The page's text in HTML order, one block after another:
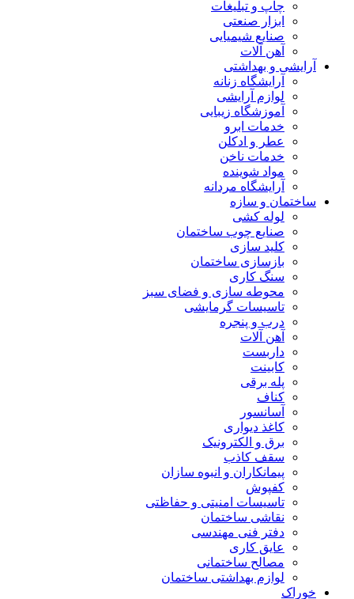
چاپ و تبلیغات
ابزار صنعتی
صنایع شیمیایی
آهن آلات
آرایشی و بهداشتی
آرایشگاه زنانه
لوازم آرایشی
آموزشگاه زیبایی
خدمات ابرو
عطر و ادکلن
خدمات ناخن
مواد شوینده
آرایشگاه مردانه
ساختمان و سازه
لوله کشی
صنایع چوب ساختمان
کلید سازی
بازسازی ساختمان
سنگ کاری
محوطه سازی و فضای سبز
تاسیسات گرمایشی
درب و پنجره
آهن آلات
داربست
کابینت
پله برقی
کناف
آسانسور
کاغذ دیواری
برق و الکترونیک
سقف کاذب
پیمانکاران و انبوه سازان
کفپوش
تاسیسات امنیتی و حفاظتی
نقاشی ساختمان
دفتر فنی مهندسی
عایق کاری
مصالح ساختمانی
لوازم بهداشتی ساختمان
خوراک